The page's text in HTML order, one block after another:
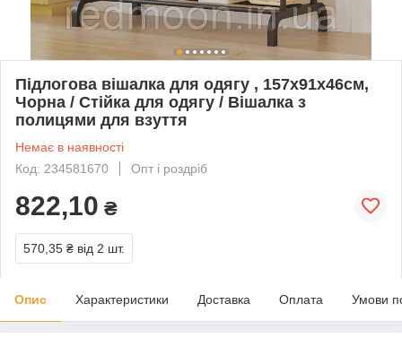
Підлогова вішалка для одягу , 157х91х46см,
Чорна / Стійка для одягу / Вішалка з
полицями для взуття
Немає в наявності
Код: 234581670
Опт і роздріб
822,10 ₴
570,35 ₴ від 2 шт.
Опис Характеристики Доставка Оплата Умови